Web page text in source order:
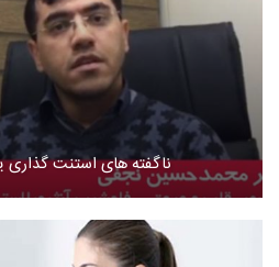
ناگفته های استنت گذاری